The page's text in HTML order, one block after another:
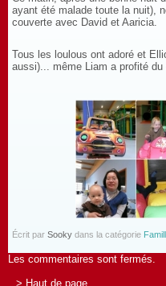
ayant été malade toute la nuit),
couverte avec David et Aaricia.
Tous les loulous ont adoré et
aussi)... même Liam a profité
Écrit par Sooky dans la catégorie
Les commentaires sont fermés.
> Haut de page